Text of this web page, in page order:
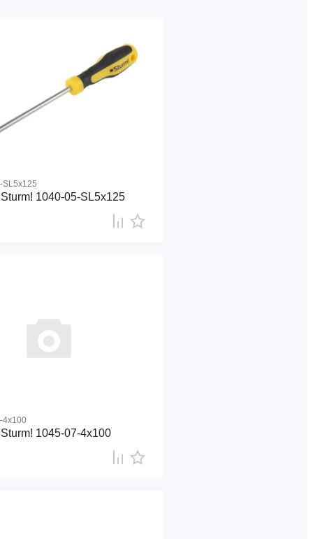
SL5x125
1040-05-SL5x125
4x100
1045-07-4x100